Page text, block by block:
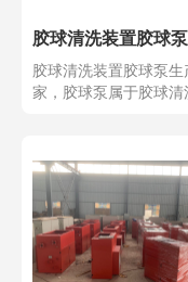
胶球清洗装置胶球泵
胶球清洗装置胶球泵生
家，胶球泵属于胶球清